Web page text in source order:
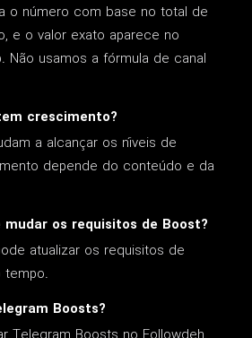
o número com base no total de
e o valor exato aparece no
Não usamos a fórmula de canal
crescimento?
a alcançar os níveis de
depende do conteúdo e da
mudar os requisitos de Boost?
atualizar os requisitos de
Boosts?